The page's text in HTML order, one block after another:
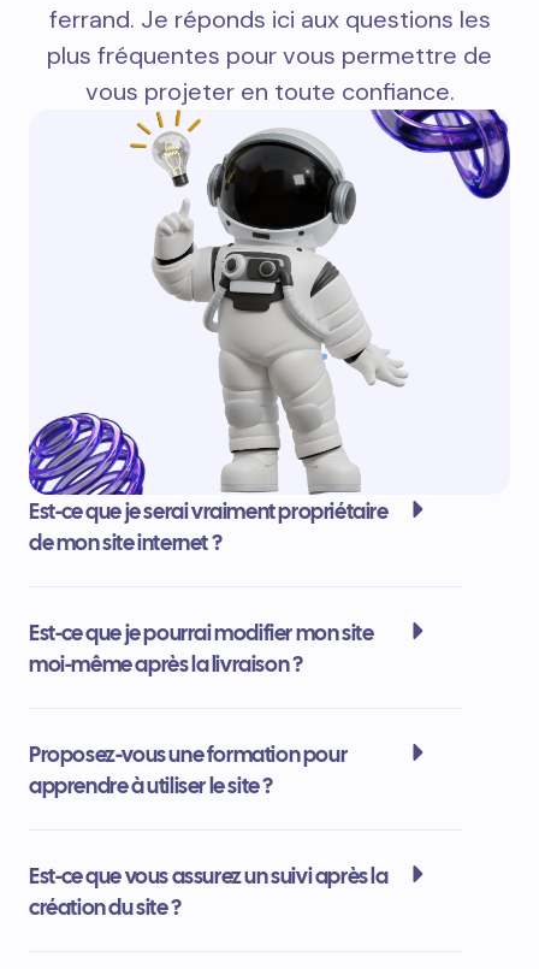
ferrand. Je réponds ici aux questions les
plus fréquentes pour vous permettre de
vous projeter en toute confiance.
Est-ce que je serai vraiment propriétaire
de mon site internet ?
Est-ce que je pourrai modifier mon site
moi-même après la livraison ?
Proposez-vous une formation pour
apprendre à utiliser le site ?
Est-ce que vous assurez un suivi après la
création du site ?